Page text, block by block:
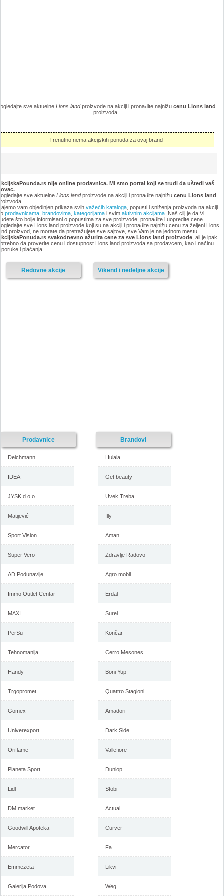
sve aktuelne Lions landproizvode na akciji i pronađite najnižu cenu Lions land
proizvoda.
Trenutno nema akcijskih ponuda za ovaj brand
nije online prodavnica. Mi smo portal koji se trudi da uštedi vaš
sve aktuelne Lions landproizvode na akciji i pronađite najnižu cenu Lions land
vam objedinjen prikaza svih važećih kataloga, popusti i sniženja proizvoda na akciji
prodavnicama, brandovima, kategorijamai svim aktivnim akcijama. Naš cilj je da Vi
što bolje informisani o popustima za sve proizvode, pronađite i uopredite cene.
sve Lions land proizvode koji su na akciji i pronađite najnižu cenu za željeni Lions
proizvod, ne morate da pretražujete sve sajtove, sve Vam je na jednom mestu.
svakodnevno ažurira cene za sve Lions land proizvode, ali je ipak
da proverite cenu i dostupnost Lions land proizvoda sa prodavcem, kao i načinu
i plaćanja.
Vikend i nedeljne akcije
Redovne akcije
Prodavnice
Deichmann
IDEA
JYSK d.o.o
Matijević
Sport Vision
Super Vero
AD Podunavlje
Immo Outlet Centar
MAXI
PerSu
Tehnomanija
Handy
Trgopromet
Gomex
Univerexport
Oriflame
Planeta Sport
Lidl
DM market
Goodwill Apoteka
Mercator
Emmezeta
Galerija Podova
Brandovi
Hulala
Get beauty
Uvek Treba
Illy
Aman
Zdravlje Radovo
Agro mobil
Erdal
Surel
Končar
Cerro Mesones
Boni Yup
Quattro Stagioni
Amadori
Dark Side
Vallefiore
Dunlop
Stobi
Actual
Curver
Fa
Likvi
Weg